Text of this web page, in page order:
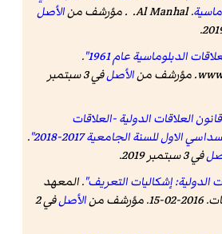
. Al Manhal. . مؤرشف من
الأصل
الدبلوماسية عام 1961"
.
. مؤرشف منالأصل
في 3 سبتمبر
العلاقات الدولية -العلاقات
الاول للسنة الجامعية 2017-2018"
.
في 3 سبتمبر 2019.
الدولية: إشكاليات التعريف".المعهد
. 2016-02-15. مؤرشف من الأصل
في 2